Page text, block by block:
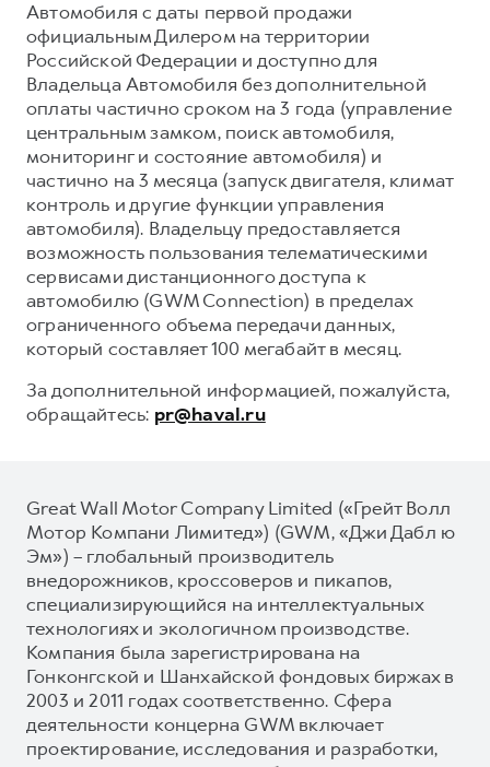
Автомобиля с даты первой продажи
официальным Дилером на территории
Российской Федерации и доступно для
Владельца Автомобиля без дополнительной
оплаты частично сроком на 3 года (управление
центральным замком, поиск автомобиля,
мониторинг и состояние автомобиля) и
частично на 3 месяца (запуск двигателя, климат
контроль и другие функции управления
автомобиля). Владельцу предоставляется
возможность пользования телематическими
сервисами дистанционного доступа к
автомобилю (GWM Connection) в пределах
ограниченного объема передачи данных,
который составляет 100 мегабайт в месяц.
За дополнительной информацией, пожалуйста,
обращайтесь: pr@haval.ru
Great Wall Motor Company Limited («Грейт Волл
Мотор Компани Лимитед») (GWM, «Джи Дабл ю
Эм») – глобальный производитель
внедорожников, кроссоверов и пикапов,
специализирующийся на интеллектуальных
технологиях и экологичном производстве.
Компания была зарегистрирована на
Гонконгской и Шанхайской фондовых биржах в
2003 и 2011 годах соответственно. Сфера
деятельности концерна GWM включает
проектирование, исследования и разработки,